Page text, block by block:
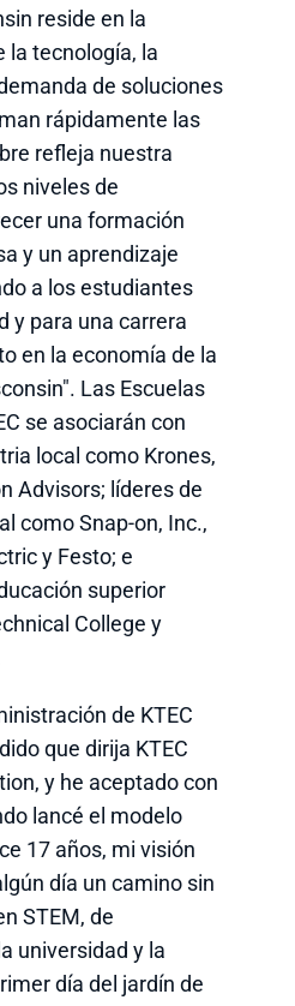
reside en la
la tecnología, la
de soluciones
rápidamente las
refleja nuestra
niveles de
una formación
y un aprendizaje
a los estudiantes
y para una carrera
en la economía de la
Las Escuelas
se asociarán con
local como Krones,
Advisors; líderes de
como Snap-on, Inc.,
y Festo; e
superior
College y
de KTEC
que dirija KTEC
y he aceptado con
lancé el modelo
17 años, mi visión
día un camino sin
STEM, de
universidad y la
día del jardín de